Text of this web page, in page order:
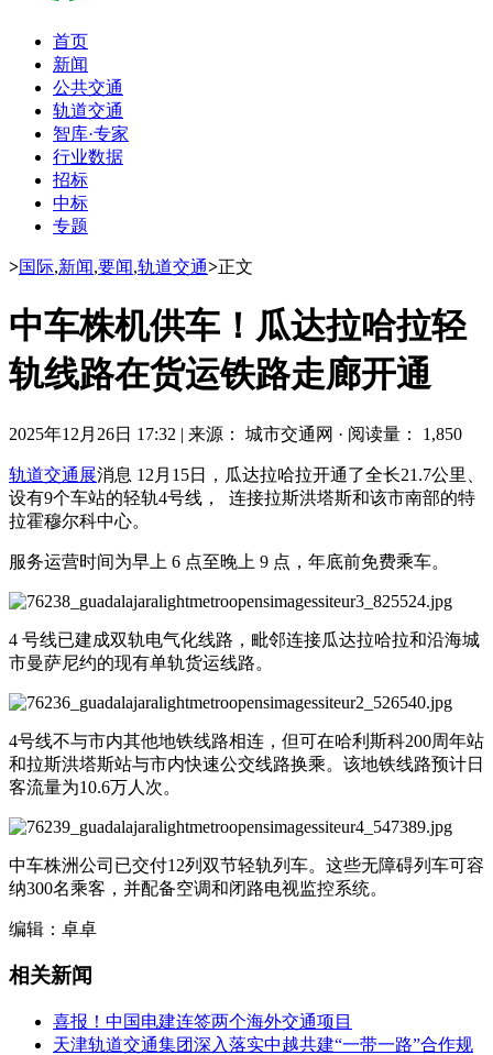
首页
新闻
公共交通
轨道交通
智库·专家
行业数据
招标
中标
专题
>国际,新闻,要闻,轨道交通>正文
中车株机供车！瓜达拉哈拉轻
轨线路在货运铁路走廊开通
2025年12月26日 17:32 | 来源： 城市交通网 · 阅读量： 1,850
轨道交通展消息 12月15日，瓜达拉哈拉开通了全长21.7公里、
设有9个车站的轻轨4号线， 连接拉斯洪塔斯和该市南部的特
拉霍穆尔科中心。
服务运营时间为早上 6 点至晚上 9 点，年底前免费乘车。
4 号线已建成双轨电气化线路，毗邻连接瓜达拉哈拉和沿海城
市曼萨尼约的现有单轨货运线路。
4号线不与市内其他地铁线路相连，但可在哈利斯科200周年站
和拉斯洪塔斯站与市内快速公交线路换乘。该地铁线路预计日
客流量为10.6万人次。
中车株洲公司已交付12列双节轻轨列车。这些无障碍列车可容
纳300名乘客，并配备空调和闭路电视监控系统。
编辑：卓卓
相关新闻
喜报！中国电建连签两个海外交通项目
天津轨道交通集团深入落实中越共建“一带一路”合作规